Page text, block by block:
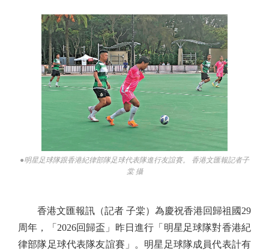
●明星足球隊跟香港紀律部隊足球代表隊進行友誼賽。 香港文匯報記者子
棠 攝
香港文匯報訊（記者 子棠）為慶祝香港回歸祖國29
周年，「2026回歸盃」昨日進行「明星足球隊對香港紀
律部隊足球代表隊友誼賽」。明星足球隊成員代表計有